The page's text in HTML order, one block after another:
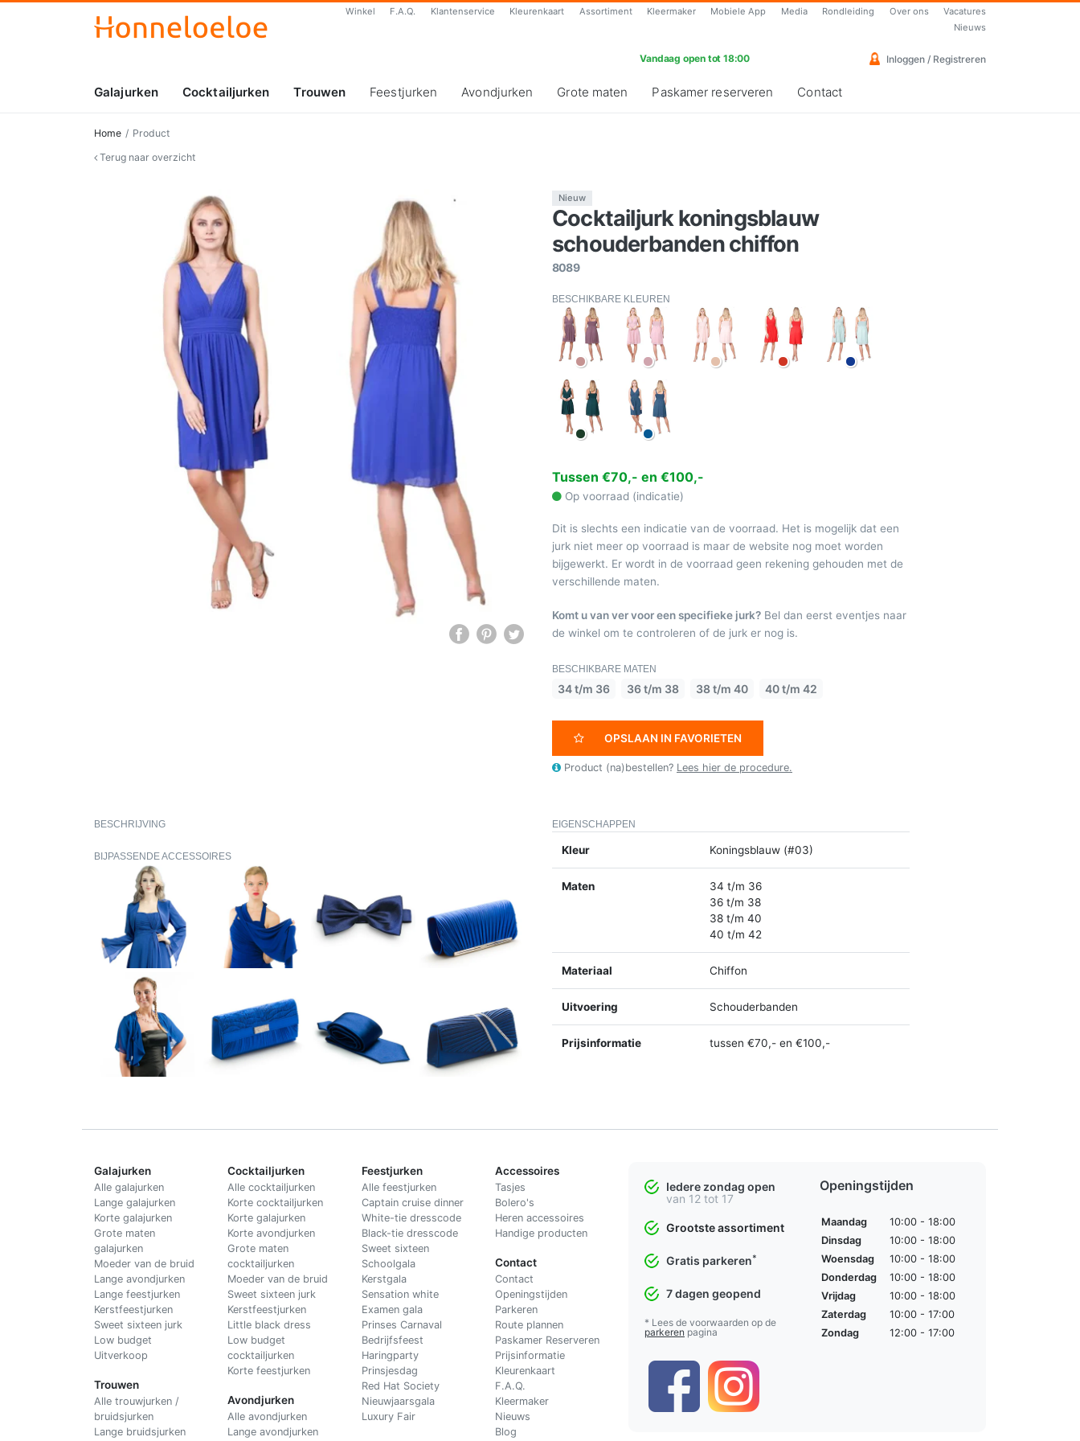
Winkel F.A.Q. Klantenservice Kleurenkaart Assortiment Kleermaker Mobiele App Media Rondleiding Over ons
Vacatures
Nieuws
Vandaag open tot 18:00 Inloggen / Registreren
Galajurken Cocktailjurken Trouwen Feestjurken Avondjurken Grote maten Paskamer reserveren Contact
Home
Product
Terug naar overzicht
Nieuw
Cocktailjurk koningsblauw
schouderbanden chiffon
8089
BESCHIKBARE KLEUREN
Tussen €70,- en €100,-
Op voorraad (indicatie)
Dit is slechts een indicatie van de voorraad. Het is mogelijk dat een
jurk niet meer op voorraad is maar de website nog moet worden
bijgewerkt. Er wordt in de voorraad geen rekening gehouden met de
verschillende maten.
Komt u van ver voor een specifieke jurk? Bel dan eerst eventjes naar
de winkel om te controleren of de jurk er nog is.
BESCHIKBARE MATEN
34 t/m 36 36 t/m 38 38 t/m 40 40 t/m 42
OPSLAAN IN FAVORIETEN
Product (na)bestellen? Lees hier de procedure.
BESCHRIJVING
BIJPASSENDE ACCESSOIRES
EIGENSCHAPPEN
Kleur Koningsblauw (#03)
Maten
34 t/m 36
36 t/m 38
38 t/m 40
40 t/m 42
Materiaal Chiffon
Uitvoering Schouderbanden
Prijsinformatie tussen €70,- en €100,-
Galajurken
Alle galajurken
Lange galajurken
Korte galajurken
Grote maten
galajurken
Moeder van de bruid
Lange avondjurken
Lange feestjurken
Kerstfeestjurken
Sweet sixteen jurk
Low budget
Uitverkoop
Trouwen
Alle trouwjurken /
bruidsjurken
Lange bruidsjurken
Cocktailjurken
Alle cocktailjurken
Korte cocktailjurken
Korte galajurken
Korte avondjurken
Grote maten
cocktailjurken
Moeder van de bruid
Sweet sixteen jurk
Kerstfeestjurken
Little black dress
Low budget
cocktailjurken
Korte feestjurken
Avondjurken
Alle avondjurken
Lange avondjurken
Feestjurken
Alle feestjurken
Captain cruise dinner
White-tie dresscode
Black-tie dresscode
Sweet sixteen
Schoolgala
Kerstgala
Sensation white
Examen gala
Prinses Carnaval
Bedrijfsfeest
Haringparty
Prinsjesdag
Red Hat Society
Nieuwjaarsgala
Luxury Fair
Accessoires
Tasjes
Bolero's
Heren accessoires
Handige producten
Contact
Contact
Openingstijden
Parkeren
Route plannen
Paskamer Reserveren
Prijsinformatie
Kleurenkaart
F.A.Q.
Kleermaker
Nieuws
Blog
Iedere zondag open
van 12 tot 17
Grootste assortiment
Gratis parkeren*
7 dagen geopend
* Lees de voorwaarden op de
parkeren pagina
Openingstijden
Maandag
10:00 - 18:00
Dinsdag
10:00 - 18:00
Woensdag
10:00 - 18:00
Donderdag
10:00 - 18:00
Vrijdag
10:00 - 18:00
Zaterdag
10:00 - 17:00
Zondag
12:00 - 17:00